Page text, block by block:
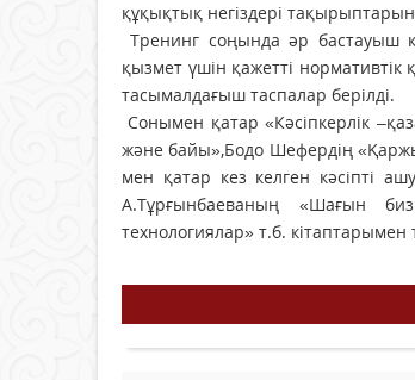
құқықтық негіздері
Тренинг соңында әр бастауыш
қызмет үшін қажетті
тасымалдағыш таспалар берілді.
Сонымен қатар «Кәсіпкерлік
және байы»,Бодо Шефердің
мен қатар кез келген кәсіпті
А.Тұрғынбаеваның «Шағын
технологиялар» т.б. кітаптарымен